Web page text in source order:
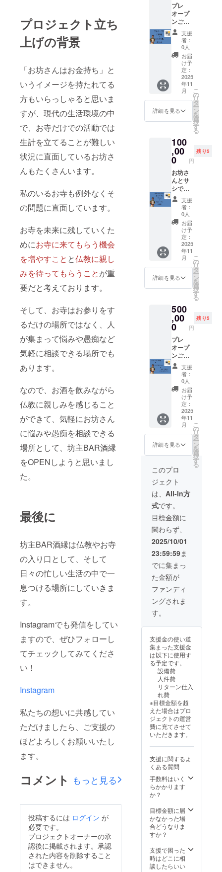
プロジェクト立ち
上げの背景
「お坊さんはお金持ち」と
いうイメージを持たれてる
方もいらっしゃると思いま
すが、現代の生活環境の中
で、お寺だけでの活動では
生計を立てることが難しい
状況に直面しているお坊さ
んもたくさんいます。
私のいるお寺も例外なくそ
の問題に直面しています。
お寺を未来に残していくた
めにお寺に来てもらう機会
を増やすこと と仏教に親し
みを待ってもらうことが重
要だと考えております。
そして、お寺はお参りをす
るだけの場所ではなく、人
が集まって悩みや愚痴など
気軽に相談できる場所でも
あります。
なので、お酒を飲みながら
仏教に親しみを感じること
ができて、気軽にお坊さん
に悩みや愚痴を相談できる
場所として、坊主BAR酒縁
をOPENしようと思いまし
た。
最後に
坊主BAR酒縁は仏教やお寺
の入り口として、そして
日々の忙しい生活の中で一
息つける場所にしていきま
す。
Instagramでも発信をしてい
ますので、ぜひフォローし
てチェックしてみてくださ
い！
Instagram
私たちの想いに共感してい
ただけましたら、ご支援の
ほどよろしくお願いいたし
ます。
コメント もっと見る
投稿するには ログイン が
必要です。
プロジェクトオーナーの承
認後に掲載されます。承認
された内容を削除すること
はできません。
プレ
オープ
ンご招
待(2時
間飲み
放題＋
おつま
み付き)
1ヶ月ド
リンク1
杯チ
ケット
有効期
限:2025
年12
月〜
1月末日
まで
支援
者：
0人
お届
け予
定：
2025
年11
月
詳細を見る
こ
の
リ
タ
ー
ン
を
選
択
す
る
100
,00
0 円
残り5
お坊さ
んとサ
シで呑
みにい
けるチ
ケット
(10万円
分のチ
ケッ
ト。お
坊さん
と呑み
に行け
たり、
坊主
BAR酒
飲食代
でも使
えま
す！) 有
効期限
2025年
12月〜
2026年
12月末
日まで
支援
者：
0人
お届
け予
定：
2025
年11
月
詳細を見る
こ
の
リ
タ
ー
ン
を
選
択
す
る
500
,00
0 円
残り5
プレ
オープ
ンご招
待(2時
間飲み
放題＋
おつま
み付き)
オリジ
ナルタ
ンブ
ラー お
店で使
える50
万円分
のチ
ケット
有効期
限:2025
年12
月〜
2027年
12月末
日まで
支援
者：
0人
お届
け予
定：
2025
年11
月
詳細を見る
こ
の
リ
タ
ー
ン
を
選
択
す
る
このプロ
ジェクト
は、 All-In方
式です。
目標金額に
関わらず、
2025/10/01
23:59:59ま
でに集まっ
た金額が
ファンディ
ングされま
す。
支援金の使い道
集まった支援金
は以下に使用す
る予定です。
設備費
人件費
リターン仕入
れ費
※目標金額を超
えた場合はプロ
ジェクトの運営
費に充てさせて
いただきます。
支援に関するよ
くある質問
手数料はいく
らかかります
か？
目標金額に届
かなかった場
合どうなりま
すか？
支援で困った
時はどこに相
談したらいい